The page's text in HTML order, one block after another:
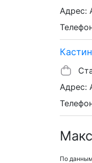
Адрес:
Адрес:
По